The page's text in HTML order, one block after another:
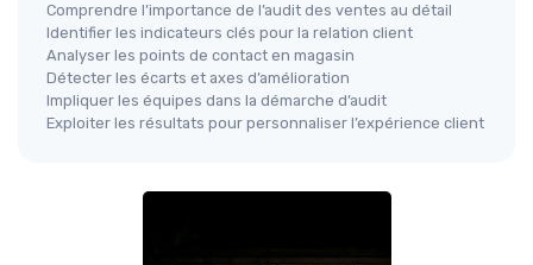
Comprendre l’importance de l’audit des ventes au détail
Identifier les indicateurs clés pour la relation client
Analyser les points de contact en magasin
Détecter les écarts et axes d’amélioration
Impliquer les équipes dans la démarche d’audit
Exploiter les résultats pour personnaliser l’expérience client